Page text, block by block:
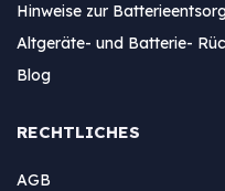
Hinweise zur
Altgeräte- und Batterie-
Blog
RECHTLICHES
AGB